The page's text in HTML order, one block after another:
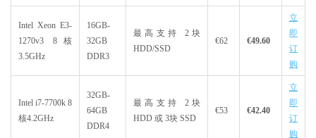
Intel Xeon E3-
1270v3 8核
3.5GHz
16GB-
32GB
DDR3
最高支持 2块
HDD/SSD
€62 €49.60
立
即
订
购
Intel i7-7700k 8
核4.2GHz
32GB-
64GB
DDR4
最高支持 2块
HDD 或 3块 SSD
€53 €42.40
立
即
订
购